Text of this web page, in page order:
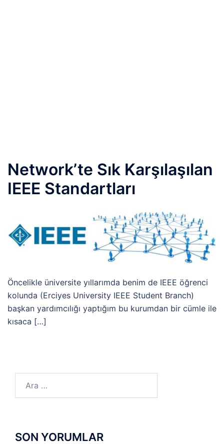
Network’te Sık Karşılaşılan
IEEE Standartları
Öncelikle üniversite yıllarımda benim de IEEE öğrenci
kolunda (Erciyes University IEEE Student Branch)
başkan yardımcılığı yaptığım bu kurumdan bir cümle ile
kısaca […]
SON YORUMLAR